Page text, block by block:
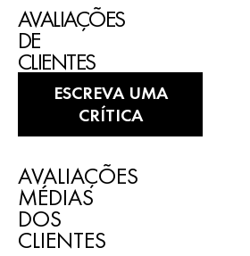
AVALIAÇÕES
DE
CLIENTES
ESCREVA UMA
CRÍTICA
AVALIAÇÕES
MÉDIAS
DOS
CLIENTES